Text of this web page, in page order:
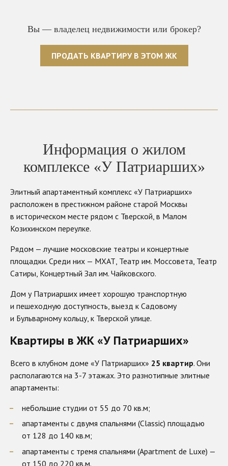
Вы — владелец недвижимости или брокер?
ПРОДАТЬ КВАРТИРУ В ЭТОМ ЖК
Информация о жилом
комплексе «У Патриарших»
Элитный апартаментный комплекс «У Патриарших»
расположен в престижном районе старой Москвы
в историческом месте рядом с Тверской, в Малом
Козихинском переулке.
Рядом — лучшие московские театры и концертные
площадки. Среди них — МХАТ, Театр им. Моссовета, Театр
Сатиры, Концертный Зал им. Чайковского.
Дом у Патриарших имеет хорошую транспортную
и пешеходную доступность, выезд к Садовому
и Бульварному кольцу, к Тверской улице.
Квартиры в ЖК «У Патриарших»
Всего в клубном доме «У Патриарших» 25 квартир. Они
располагаются на 3-7 этажах. Это разнотипные элитные
апартаменты:
небольшие студии от 55 до 70 кв.м;
апартаменты с двумя спальнями (Classic) площадью
от 128 до 140 кв.м;
апартаменты с тремя спальнями (Apartment de Luxe) —
от 150 до 220 кв.м.